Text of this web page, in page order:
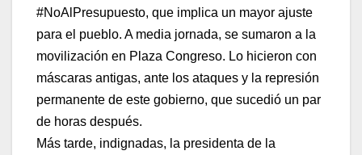
#NoAlPresupuesto, que implica un mayor ajuste
para el pueblo. A media jornada, se sumaron a la
movilización en Plaza Congreso. Lo hicieron con
máscaras antigas, ante los ataques y la represión
permanente de este gobierno, que sucedió un par
de horas después.
Más tarde, indignadas, la presidenta de la